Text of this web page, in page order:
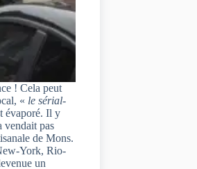
! Cela peut
« le sérial-
évaporé. Il y
vendait pas
de Mons.
York, Rio-
un